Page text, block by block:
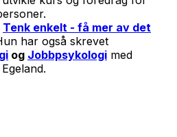
Tenk enkelt - få mer av det
har også skrevet
og Jobbpsykologi med